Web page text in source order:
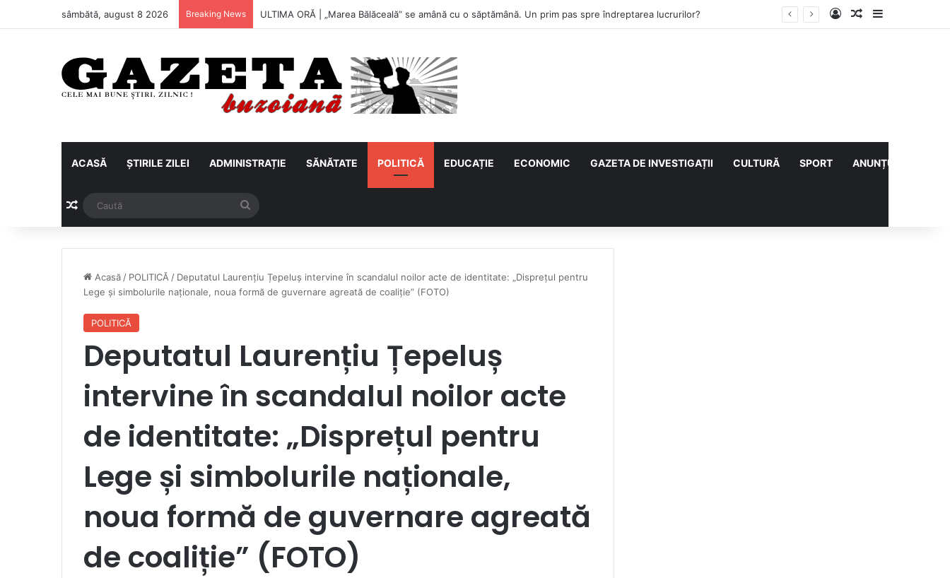
sâmbătă, august 8 2026 Breaking News Metalul Buzău, primul meci acasă în noul sezon de Liga 2. Obiectiv clar înaintea duelului cu CS Afumați Log InArticol aleatoriu
Sidebar
ACASĂ ȘTIRILE ZILEI ADMINISTRAȚIE SĂNĂTATE POLITICĂ EDUCAȚIE ECONOMIC GAZETA DE INVESTIGAȚII CULTURĂ SPORT ANUNȚURI
Articol aleatoriu
Acasă / POLITICĂ / Deputatul Laurențiu Țepeluș intervine în scandalul noilor acte de identitate: „Disprețul pentru
Lege și simbolurile naționale, noua formă de guvernare agreată de coaliție” (FOTO)
POLITICĂ
Deputatul Laurențiu Țepeluș
intervine în scandalul noilor acte
de identitate: „Disprețul pentru
Lege și simbolurile naționale,
noua formă de guvernare agreată
de coaliție” (FOTO)